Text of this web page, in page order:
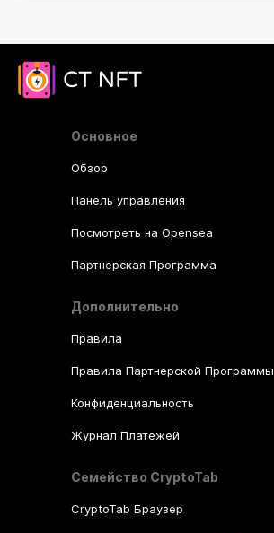
Основное
Обзор
Панель управления
Посмотреть на Opensea
Партнерская Программа
Дополнительно
Правила
Правила Партнерской Программы
Конфиденциальность
Журнал Платежей
Семейство CryptoTab
CryptoTab Браузер